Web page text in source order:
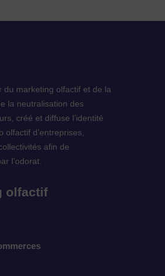
du marketing olfactif et de la
la neutralisation des
créé et diffuse l’identité
olfactif d’entreprises,
afin de
l’odorat.
olfactif